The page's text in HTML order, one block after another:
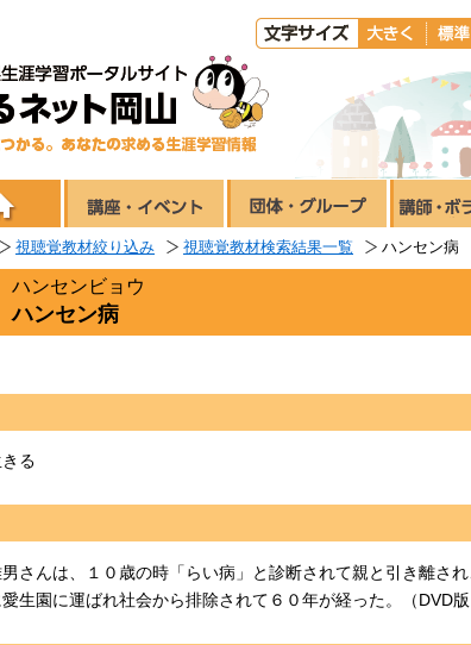
視聴覚教材絞り込み 視聴覚教材検索結果一覧 ハンセン病
ハンセンビョウ
ハンセン病
る
さんは、１０歳の時「らい病」と診断されて親と引き離さ
生園に運ばれ社会から排除されて６０年が経った。（DVD版